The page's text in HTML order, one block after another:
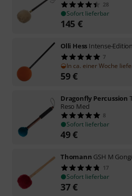
28
Sofort lieferbar
145 €
Olli Hess Intense-
7
In ca. einer Woche
59€
Dragonfly Percussion
Reso Med
8
Sofort lieferbar
49€
Thomann GSH M
17
Sofort lieferbar
37€